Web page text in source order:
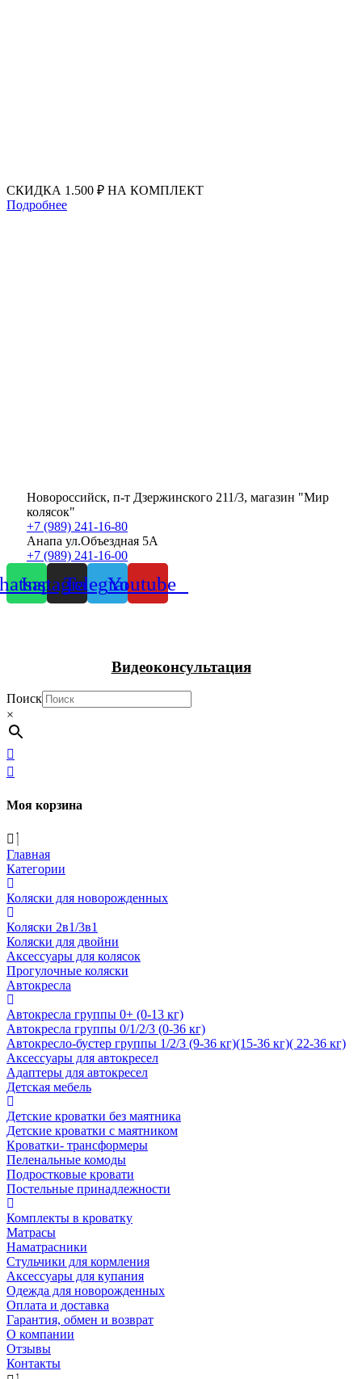
СКИДКА 1.500 ₽ НА КОМПЛЕКТ
Подробнее
Новороссийск, п-т Дзержинского 211/3, магазин "Мир
колясок"
+7 (989) 241-16-80
Анапа ул.Объездная 5А
+7 (989) 241-16-00
InstagramTelegramYoutube
Видеоконсультация
Поиск
×
Моя корзина
Главная
Категории
Коляски для новорожденных
Коляски 2в1/3в1
Коляски для двойни
Аксессуары для колясок
Прогулочные коляски
Автокресла
Автокресла группы 0+ (0-13 кг)
Автокресла группы 0/1/2/3 (0-36 кг)
Автокресло-бустер группы 1/2/3 (9-36 кг)(15-36 кг)( 22-36 кг)
Аксессуары для автокресел
Адаптеры для автокресел
Детская мебель
Детские кроватки без маятника
Детские кроватки с маятником
Кроватки- трансформеры
Пеленальные комоды
Подростковые кровати
Постельные принадлежности
Комплекты в кроватку
Матрасы
Наматрасники
Стульчики для кормления
Аксессуары для купания
Одежда для новорожденных
Оплата и доставка
Гарантия, обмен и возврат
О компании
Отзывы
Контакты